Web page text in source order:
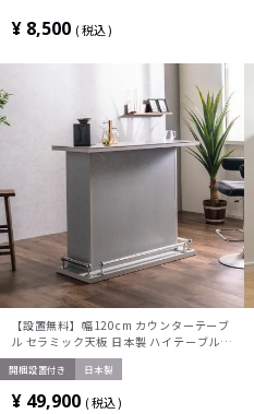
¥ 8,500 税込
【設置無料】幅120cm カウンターテーブ
ル セラミック天板 日本製 ハイテーブル
収納 間仕切り シンプルモダン バーカウン
ター おしゃれ リビング ダイニング キッ
開梱設置付き 日本製
¥ 49,900 税込